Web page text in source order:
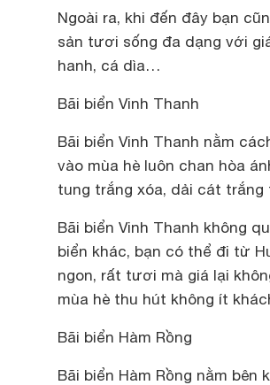
Ngoài ra, khi đến đây bạn
sản tươi sống đa dạng với
hanh, cá dìa…
Bãi biển Vinh Thanh
Bãi biển Vinh Thanh nằm
vào mùa hè luôn chan hòa
tung trắng xóa, dải cát
Bãi biển Vinh Thanh không
biển khác, bạn có thể đi từ
ngon, rất tươi mà giá lại
mùa hè thu hút không ít
Bãi biển Hàm Rồng
Bãi biển Hàm Rồng nằm bên